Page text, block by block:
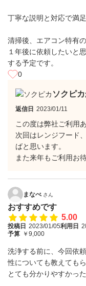
丁寧な説明と対応で満
清掃後、エアコン特有
１年後に依頼したいと
する予定です。
0
ソクピ
返信日 2023/01/11
この度は弊社ご利用
次回はレンジフード
ばと思います。
また来年もご利用お
まなべ さん
おすすめです
5.00
投稿日 2023/01/05利用日
予算 ￥9,000
洗浄する前に、今回依
性についても教えてもら
とても分かりやすかった